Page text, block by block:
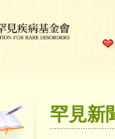
罕見新